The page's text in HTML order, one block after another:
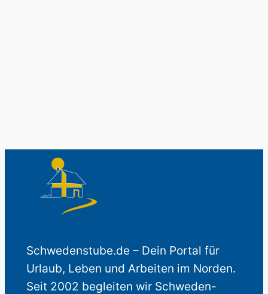
Schwedenstube.de – Dein Portal für
Urlaub, Leben und Arbeiten im Norden.
Seit 2002 begleiten wir Schweden-